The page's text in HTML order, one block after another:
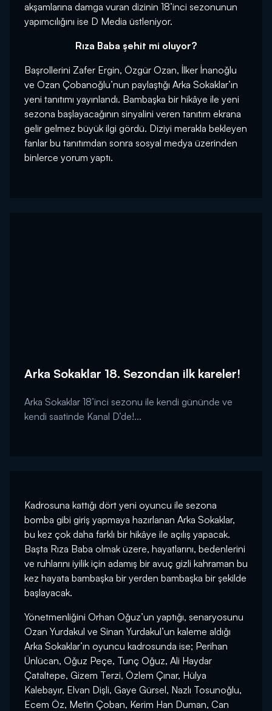
akşamlarına damga vuran dizinin 18’inci sezonunun
yapımcılığını ise D Media üstleniyor.
Rıza Baba şehit mi oluyor?
Başrollerini Zafer Ergin, Özgür Ozan, İlker İnanoğlu
ve Ozan Çobanoğlu’nun paylaştığı Arka Sokaklar’ın
yeni tanıtımı yayınlandı. Bambaşka bir hikâye ile yeni
sezona başlayacağının sinyalini veren tanıtım ekrana
gelir gelmez büyük ilgi gördü. Diziyi merakla bekleyen
fanlar bu tanıtımdan sonra sosyal medya üzerinden
binlerce yorum yaptı.
Arka Sokaklar 18. Sezondan ilk kareler!
Arka Sokaklar 18’inci sezonu ile kendi gününde ve
kendi saatinde Kanal D’de!...
Kadrosuna kattığı dört yeni oyuncu ile sezona
bomba gibi giriş yapmaya hazırlanan Arka Sokaklar,
bu kez çok daha farklı bir hikâye ile açılış yapacak.
Başta Rıza Baba olmak üzere, hayatlarını, bedenlerini
ve ruhlarını iyilik için adamış bir avuç gizli kahraman bu
kez hayata bambaşka bir yerden bambaşka bir şekilde
başlayacak.
Yönetmenliğini Orhan Oğuz’un yaptığı, senaryosunu
Ozan Yurdakul ve Sinan Yurdakul’un kaleme aldığı
Arka Sokaklar’ın oyuncu kadrosunda ise; Perihan
Ünlücan, Oğuz Peçe, Tunç Oğuz, Ali Haydar
Çataltepe, Gizem Terzi, Özlem Çınar, Hülya
Kalebayır, Elvan Dişli, Gaye Gürsel, Nazlı Tosunoğlu,
Ecem Öz, Metin Çoban, Kerim Han Duman, Can